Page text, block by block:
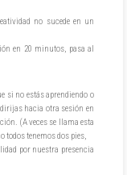
no sucede en un
en 20 minutos, pasa al
si no estás aprendiendo o
hacia otra sesión en
(A veces se llama esta
todos tenemos dos pies,
por nuestra presencia